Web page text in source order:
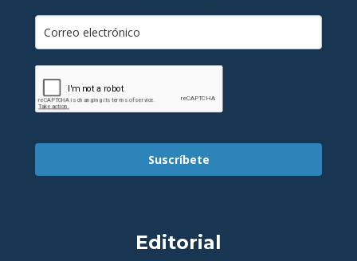
Suscríbete
Editorial